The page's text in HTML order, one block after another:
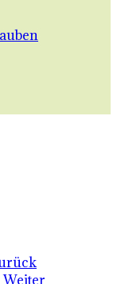
Weiter